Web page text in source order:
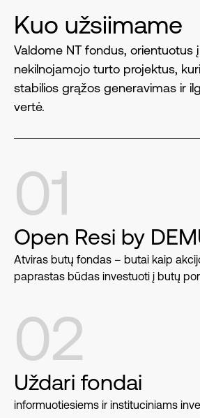
Kuo užsiimame
Valdome NT fondus, orientuotus
nekilnojamojo turto projektus,
stabilios grąžos generavimas ir
vertė.
01
Open Resi by
Atviras butų fondas – butai kaip
paprastas būdas investuoti į butų
02
Uždari fondai
informuotiesiems ir instituciniams